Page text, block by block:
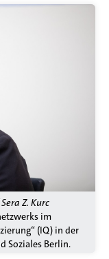
Z. Kurc
im
(IQ) in der
Soziales Berlin.